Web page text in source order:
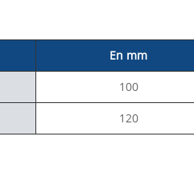
En mm
100
120